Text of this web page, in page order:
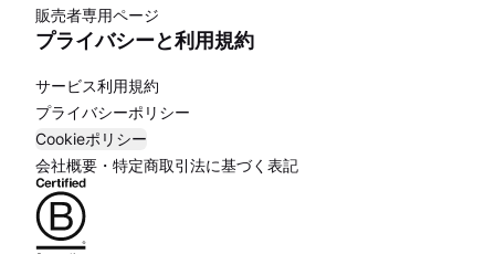
販売者専用ページ
プライバシーと利用規約
サービス利用規約
プライバシーポリシー
Cookieポリシー
会社概要・特定商取引法に基づく表記